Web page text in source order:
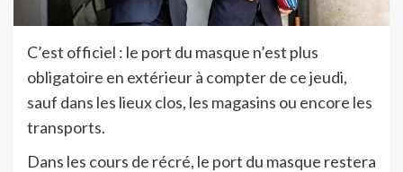
C’est officiel : le port du masque n’est plus
obligatoire en extérieur à compter de ce jeudi,
sauf dans les lieux clos, les magasins ou encore les
transports.
Dans les cours de récré, le port du masque restera